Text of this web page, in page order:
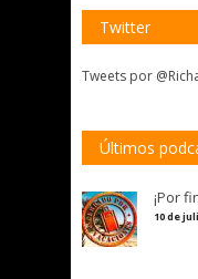
Twitter
Tweets por
Últimos
¡Por
10 de